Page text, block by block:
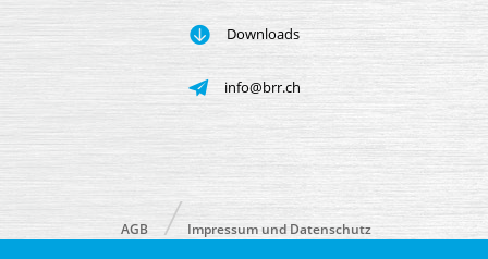
Downloads
info@brr.ch
AGB Impressum und Datenschutz